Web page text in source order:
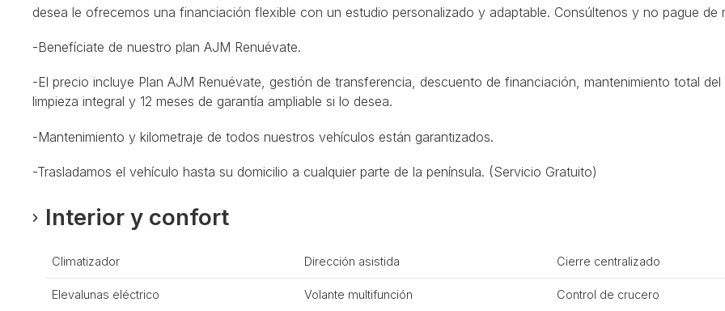
desea le ofrecemos una financiación flexible con un estudio personalizado y adaptable. Consúltenos y no pague de
-Benefíciate de nuestro plan AJM Renuévate.
-El precio incluye Plan AJM Renuévate, gestión de transferencia, descuento de financiación, mantenimiento total del
limpieza integral y 12 meses de garantía ampliable si lo desea.
-Mantenimiento y kilometraje de todos nuestros vehículos están garantizados.
-Trasladamos el vehículo hasta su domicilio a cualquier parte de la península. (Servicio Gratuito)
Interior y confort
Climatizador Dirección asistida Cierre centralizado
Elevalunas eléctrico Volante multifunción Control de crucero